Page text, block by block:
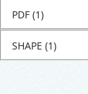
PDF (1)
SHAPE (1)